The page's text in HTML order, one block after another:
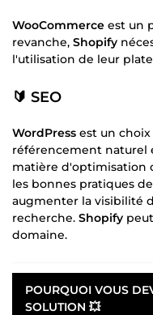
WooCommerce est un
revanche, Shopify
l'utilisation de leur
🔰 SEO
WordPress est un
référencement naturel
matière d'optimisation
les bonnes pratiques
augmenter la visibilité
recherche. Shopify
domaine.
POURQUOI VOUS
SOLUTION 💥